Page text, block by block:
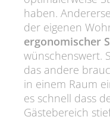
haben.
der eigenen
ergonomischer
wünschenswert.
das andere
in einem Raum
es schnell dass
Gästebereich